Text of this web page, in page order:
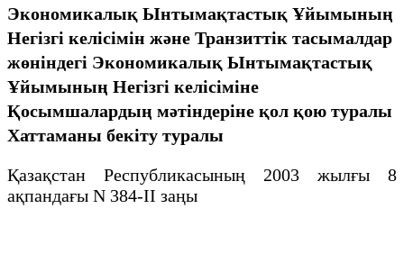
Экономикалық Ынтымақтастық Ұйымының
Негізгі келісімін және Транзиттік тасымалдар
жөніндегі Экономикалық Ынтымақтастық
Ұйымының Негізгі келісіміне
Қосымшалардың мәтіндеріне қол қою туралы
Хаттаманы бекіту туралы
Қазақстан Республикасының 2003 жылғы 8
ақпандағы N 384-II заңы